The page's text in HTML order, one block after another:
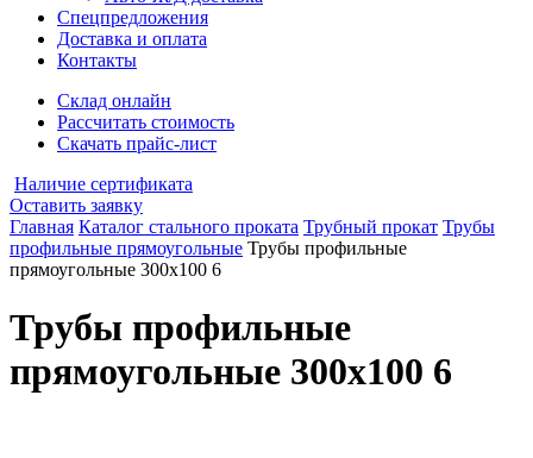
Спецпредложения
Доставка и оплата
Контакты
Склад онлайн
Рассчитать стоимость
Скачать прайс-лист
Наличие сертификата
Оставить заявку
Главная Каталог стального проката Трубный прокат Трубы
профильные прямоугольные Трубы профильные
прямоугольные 300х100 6
Трубы профильные
прямоугольные 300х100 6